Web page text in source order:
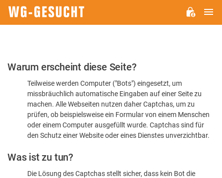
Bitte
dass
sind
Warum erscheint diese Seite?
Teilweise werden Computer ("Bots") eingesetzt, um
missbräuchlich automatische Eingaben auf einer Seite zu
machen. Alle Webseiten nutzen daher Captchas, um zu
prüfen, ob beispielsweise ein Formular von einem Menschen
oder einem Computer ausgefüllt wurde. Captchas sind für
den Schutz einer Website oder eines Dienstes unverzichtbar.
Was ist zu tun?
Die Lösung des Captchas stellt sicher, dass kein Bot die